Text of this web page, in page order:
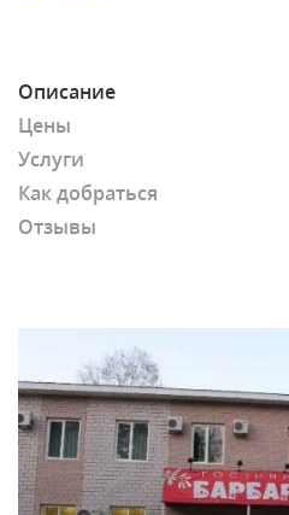
Описание
Цены
Услуги
Как добраться
Отзывы